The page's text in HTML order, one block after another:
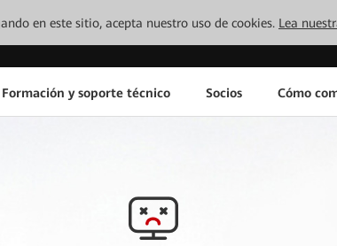
en este sitio, acepta nuestro uso de cookies. Lea
Formación y soporte técnico Socios Cómo